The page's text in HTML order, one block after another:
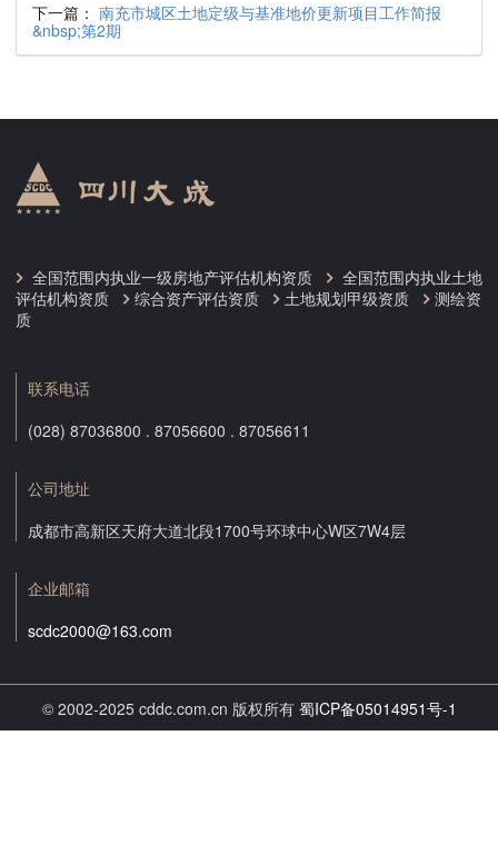
下一篇： 南充市城区土地定级与基准地价更新项目工作简报
&nbsp;第2期
全国范围内执业一级房地产评估机构资质
全国范围内执业土地
评估机构资质
综合资产评估资质 土地规划甲级资质
测绘资
质
联系电话
(028) 87036800 . 87056600 . 87056611
公司地址
成都市高新区天府大道北段1700号环球中心W区7W4层
企业邮箱
scdc2000@163.com
© 2002-2025 cddc.com.cn 版权所有 蜀ICP备05014951号-1